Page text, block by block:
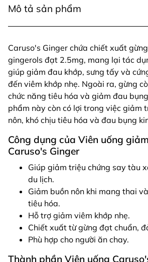
Mô tả sản phẩm
Caruso's Ginger chứa chiết xuất
gingerols đạt 2.5mg, mang lại tác
giúp giảm đau khớp, sưng tấy và
đến viêm khớp nhẹ. Ngoài ra, gừng
chức năng tiêu hóa và giảm đau
phẩm này còn có lợi trong việc giảm
nôn, khó chịu tiêu hóa và đau bụng
Công dụng của Viên uống
Caruso's Ginger
Giúp giảm triệu chứng say tàu
du lịch.
Giảm buồn nôn khi mang thai
tiêu hóa.
Hỗ trợ giảm viêm khớp nhẹ.
Chiết xuất từ gừng đạt chuẩn,
Phù hợp cho người ăn chay.
Thành phần Viên uống